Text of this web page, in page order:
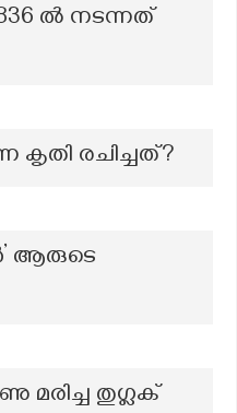
ൽ നടന്നത്
കൃതി രചിച്ചത്?
ആരുടെ
മരിച്ച തുഗ്ലക്